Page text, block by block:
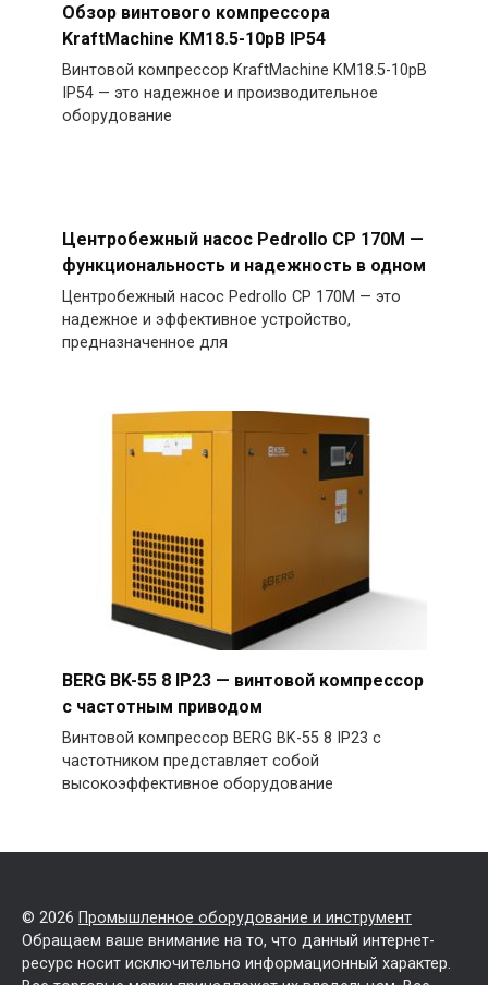
Обзор винтового компрессора
KraftMachine KM18.5-10рВ IP54
Винтовой компрессор KraftMachine KM18.5-10рВ
IP54 — это надежное и производительное
оборудование
Центробежный насос Pedrollo CP 170M —
функциональность и надежность в одном
Центробежный насос Pedrollo CP 170M — это
надежное и эффективное устройство,
предназначенное для
BERG BK-55 8 IP23 — винтовой компрессор
с частотным приводом
Винтовой компрессор BERG BK-55 8 IP23 с
частотником представляет собой
высокоэффективное оборудование
© 2026 Промышленное оборудование и инструмент
Обращаем ваше внимание на то, что данный интернет-
ресурс носит исключительно информационный характер.